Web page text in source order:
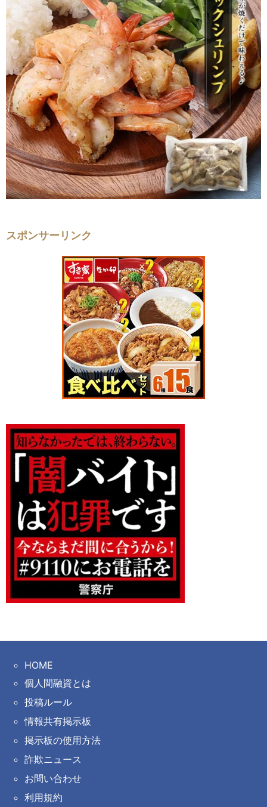
スポンサーリンク
HOME
個人間融資とは
投稿ルール
情報共有掲示板
掲示板の使用方法
詐欺ニュース
お問い合わせ
利用規約